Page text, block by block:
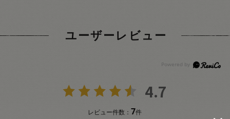
ユーザーレビュー
4.7
レビュー件数：7件